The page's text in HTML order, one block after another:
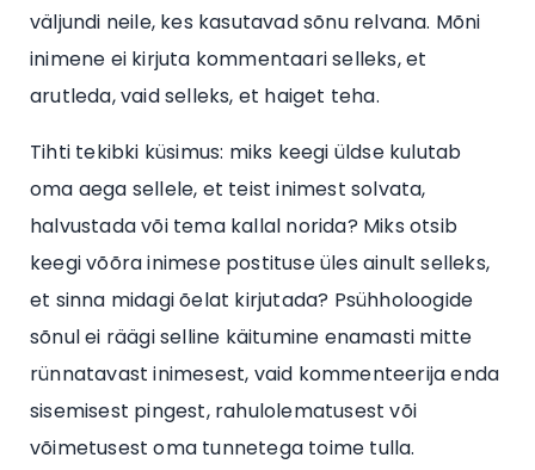
väljundi neile, kes kasutavad sõnu relvana. Mõni
inimene ei kirjuta kommentaari selleks, et
arutleda, vaid selleks, et haiget teha.
Tihti tekibki küsimus: miks keegi üldse kulutab
oma aega sellele, et teist inimest solvata,
halvustada või tema kallal norida? Miks otsib
keegi võõra inimese postituse üles ainult selleks,
et sinna midagi õelat kirjutada? Psühholoogide
sõnul ei räägi selline käitumine enamasti mitte
rünnatavast inimesest, vaid kommenteerija enda
sisemisest pingest, rahulolematusest või
võimetusest oma tunnetega toime tulla.